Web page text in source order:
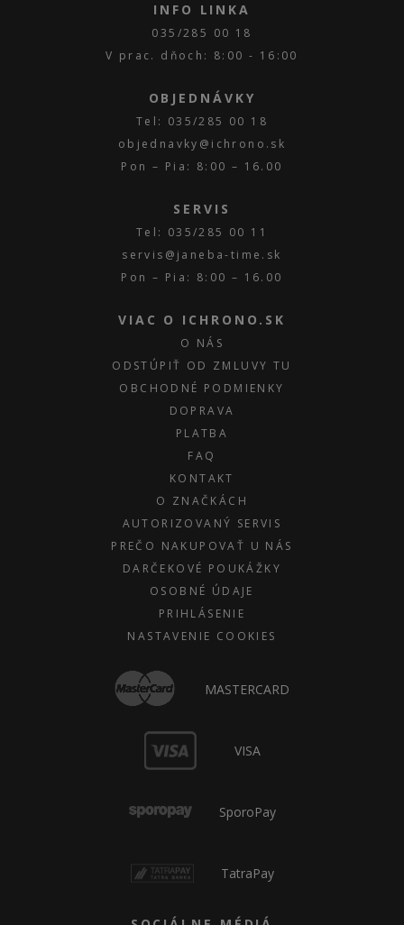
INFO LINKA
035/285 00 18
V prac. dňoch: 8:00 - 16:00
OBJEDNÁVKY
Tel: 035/285 00 18
objednavky@ichrono.sk
Pon – Pia: 8:00 – 16.00
SERVIS
Tel: 035/285 00 11
servis@janeba-time.sk
Pon – Pia: 8:00 – 16.00
VIAC O ICHRONO.SK
O NÁS
ODSTÚPIŤ OD ZMLUVY TU
OBCHODNÉ PODMIENKY
DOPRAVA
PLATBA
FAQ
KONTAKT
O ZNAČKÁCH
AUTORIZOVANÝ SERVIS
PREČO NAKUPOVAŤ U NÁS
DARČEKOVÉ POUKÁŽKY
OSOBNÉ ÚDAJE
PRIHLÁSENIE
NASTAVENIE COOKIES
MASTERCARD
VISA
SporoPay
TatraPay